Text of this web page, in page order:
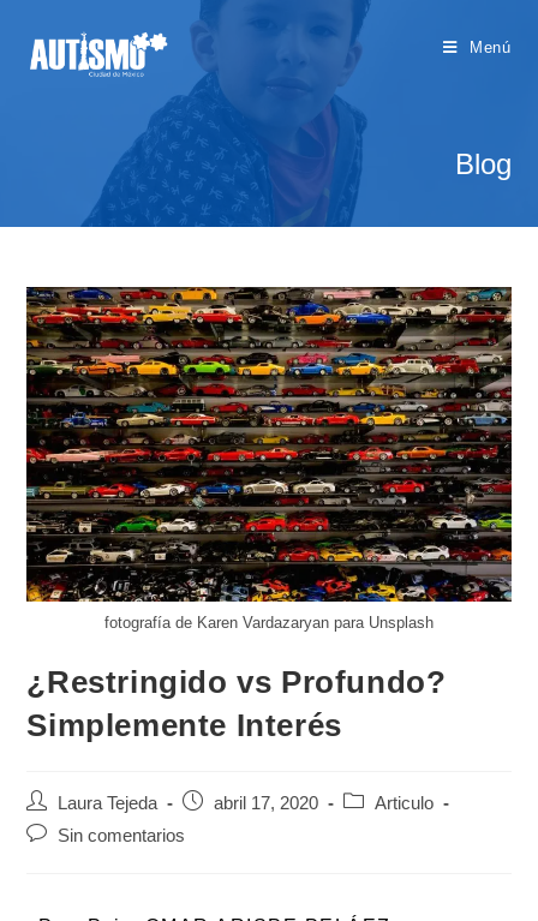
Menú
Blog
fotografía de Karen Vardazaryan para Unsplash
¿Restringido vs Profundo?
Simplemente Interés
Laura Tejeda abril 17, 2020
Articulo
Sin comentarios